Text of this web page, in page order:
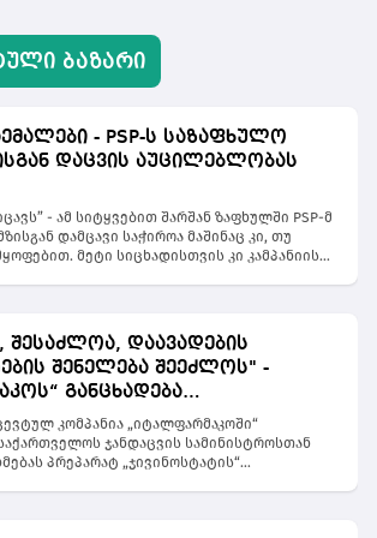
ᲑᲐᲖᲐᲠᲘ
- PSP-ს საზაფხულო
დაცვის აუცილებლობას
- ამ სიტყვებით შარშან ზაფხულში PSP-მ
დამცავი საჭიროა მაშინაც კი, თუ
მეტი სიცხადისთვის კი კამპანიის
რომ “უსაფრთხო რუჯი არ არსებობს”. თუ
გავრცელებულ მითებს სანაპიროზე
წელს ტერიტორია გააფართოვა და
ყველგან, სადაც მზეა. აღმოჩნდა, რომ
მოგვაგნოს ჩრდილშიც, შენობაშიც,
მზისგან დამცავი უნდა წავისვათ
ბრენდმა თავად “მზე” აალაპარაკა,
შესაძლოა, დაავადების
შენელება შეეძლოს" -
განცხადება
დაკავშირებით
კომპანია „იტალფარმაკოში“
ჯანდაცვის სამინისტროსთან
პრეპარატ „ჯივინოსტატის“